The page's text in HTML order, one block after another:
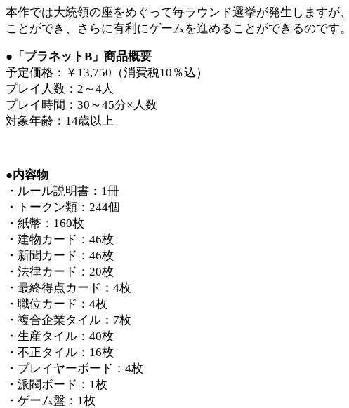
本作では大統領の座をめぐって毎ラウンド選挙が発生します
ことができ、さらに有利にゲームを進めることができるのです。
●「プラネットB」商品概要
予定価格：￥13,750（消費税10％込）
プレイ人数：2～4人
プレイ時間：30～45分×人数
対象年齢：14歳以上
●内容物
・ルール説明書：1冊
・トークン類：244個
・紙幣：160枚
・建物カード：46枚
・新聞カード：46枚
・法律カード：20枚
・最終得点カード：4枚
・職位カード：4枚
・複合企業タイル：7枚
・生産タイル：40枚
・不正タイル：16枚
・プレイヤーボード：4枚
・派閥ボード：1枚
・ゲーム盤：1枚